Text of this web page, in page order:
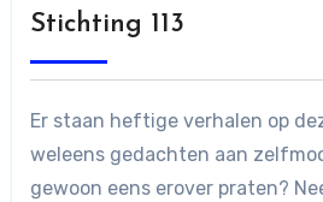
Stichting 113
Er staan heftige verhalen op
weleens gedachten aan
gewoon eens erover praten?